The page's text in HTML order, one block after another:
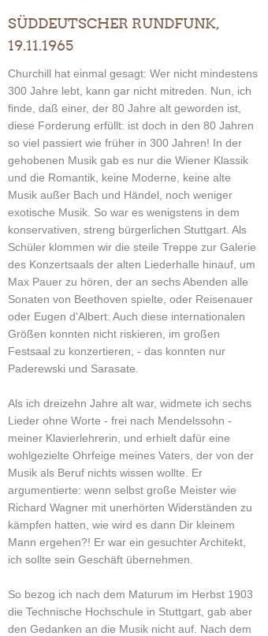
SÜDDEUTSCHER RUNDFUNK,
19.11.1965
Churchill hat einmal gesagt: Wer nicht mindestens
300 Jahre lebt, kann gar nicht mitreden. Nun, ich
finde, daß einer, der 80 Jahre alt geworden ist,
diese Forderung erfüllt: ist doch in den 80 Jahren
so viel passiert wie früher in 300 Jahren! In der
gehobenen Musik gab es nur die Wiener Klassik
und die Romantik, keine Moderne, keine alte
Musik außer Bach und Händel, noch weniger
exotische Musik. So war es wenigstens in dem
konservativen, streng bürgerlichen Stuttgart. Als
Schüler klommen wir die steile Treppe zur Galerie
des Konzertsaals der alten Liederhalle hinauf, um
Max Pauer zu hören, der an sechs Abenden alle
Sonaten von Beethoven spielte, oder Reisenauer
oder Eugen d'Albert: Auch diese internationalen
Größen konnten nicht riskieren, im großen
Festsaal zu konzertieren, - das konnten nur
Paderewski und Sarasate.
Als ich dreizehn Jahre alt war, widmete ich sechs
Lieder ohne Worte - frei nach Mendelssohn -
meiner Klavierlehrerin, und erhielt dafür eine
wohlgezielte Ohrfeige meines Vaters, der von der
Musik als Beruf nichts wissen wollte. Er
argumentierte: wenn selbst große Meister wie
Richard Wagner mit unerhörten Widerständen zu
kämpfen hatten, wie wird es dann Dir kleinem
Mann ergehen?! Er war ein gesuchter Architekt,
ich sollte sein Geschäft übernehmen.
So bezog ich nach dem Maturum im Herbst 1903
die Technische Hochschule in Stuttgart, gab aber
den Gedanken an die Musik nicht auf. Nach dem